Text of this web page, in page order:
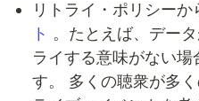
リトライ・ポリシーか
ト 。たとえば、デー
ライする意味がない場
す。 多くの聴衆が多